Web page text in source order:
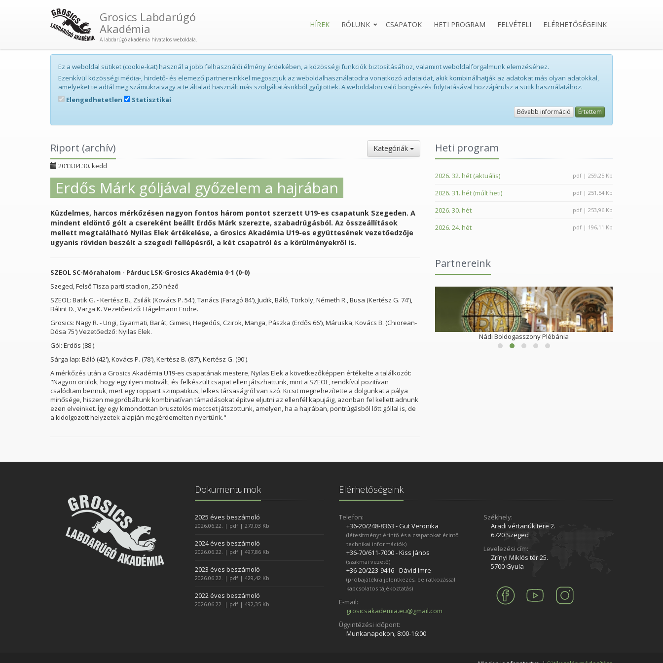
Grosics Labdarúgó
Akadémia
A labdarúgó akadémia hivatalos weboldala.
HÍREK RÓLUNK CSAPATOK HETI PROGRAM FELVÉTELI ELÉRHETŐSÉGEINK
Ez a weboldal sütiket (cookie-kat) használ a jobb felhasználói élmény érdekében, a közösségi funkciók biztosításához, valamint weboldalforgalmunk elemzéséhez.
Ezenkívül közösségi média-, hirdető- és elemező partnereinkkel megosztjuk az weboldalhasználatodra vonatkozó adataidat, akik kombinálhatják az adatokat más olyan adatokkal,
amelyeket te adtál meg számukra vagy a te általad használt más szolgáltatásokból gyűjtöttek. A weboldalon való böngészés folytatásával hozzájárulsz a sütik használatához.
Elengedhetetlen
Statisztikai
Bővebb információ Értettem
Riport (archív) Kategóriák
2013.04.30. kedd
Erdős Márk góljával győzelem a hajrában
Küzdelmes, harcos mérkőzésen nagyon fontos három pontot szerzett U19-es csapatunk Szegeden. A
mindent eldöntő gólt a csereként beállt Erdős Márk szerezte, szabadrúgásból. Az összeállítások
mellett megtalálható Nyilas Elek értékelése, a Grosics Akadémia U19-es együttesének vezetőedzője
ugyanis röviden beszélt a szegedi fellépésről, a két csapatról és a körülményekről is.
SZEOL SC-Mórahalom - Párduc LSK-Grosics Akadémia 0-1 (0-0)
Szeged, Felső Tisza parti stadion, 250 néző
SZEOL: Batik G. - Kertész B., Zsilák (Kovács P. 54'), Tanács (Faragó 84'), Judik, Báló, Törköly, Németh R., Busa (Kertész G. 74'),
Bálint D., Varga K. Vezetőedző: Hágelmann Endre.
Grosics: Nagy R. - Ungi, Gyarmati, Barát, Gimesi, Hegedűs, Czirok, Manga, Pászka (Erdős 66'), Máruska, Kovács B. (Chiorean-
Dósa 75') Vezetőedző: Nyilas Elek.
Gól: Erdős (88').
Sárga lap: Báló (42'), Kovács P. (78'), Kertész B. (87'), Kertész G. (90').
A mérkőzés után a Grosics Akadémia U19-es csapatának mestere, Nyilas Elek a következőképpen értékelte a találkozót:
"Nagyon örülök, hogy egy ilyen motivált, és felkészült csapat ellen játszhattunk, mint a SZEOL, rendkívül pozitívan
csalódtam bennük, mert egy roppant szimpatikus, lelkes társaságról van szó. Kicsit megnehezítette a dolgunkat a pálya
minősége, hiszen megpróbáltunk kombinatívan támadásokat építve eljutni az ellenfél kapujáig, azonban fel kellett adnunk
ezen elveinket. Így egy kimondottan brusztolós meccset játszottunk, amelyen, ha a hajrában, pontrúgásból lőtt góllal is, de
a kidolgozott helyzetek alapján megérdemelten nyertünk."
Heti program
2026. 32. hét (aktuális) pdf | 259,25 Kb
2026. 31. hét (múlt heti) pdf | 251,54 Kb
2026. 30. hét pdf | 253,96 Kb
2026. 24. hét pdf | 196,11 Kb
Partnereink
és Kollégiumai Szeged- Csanádi Egyházmegye Nádi Boldogasszony Plébánia
Dokumentumok
2025 éves beszámoló
2026.06.22. | pdf | 279,03 Kb
2024 éves beszámoló
2026.06.22. | pdf | 497,86 Kb
2023 éves beszámoló
2026.06.22. | pdf | 429,42 Kb
2022 éves beszámoló
2026.06.22. | pdf | 492,35 Kb
Elérhetőségeink
Telefon:
+36-20/248­-8363 - Gut Veronika
(létesítményt érintő és a csapatokat érintő
technikai információk)
+36-70/611­-7000 - Kiss János
(szakmai vezető)
+36-20/223­-9416 - Dávid Imre
(próbajátékra jelentkezés, beiratkozással
kapcsolatos tájékoztatás)
E-mail:
grosicsakademia.eu@gmail.com
Ügyintézési időpont:
Munkanapokon, 8:00-16:00
Székhely:
Aradi vértanúk tere 2.
6720 Szeged
Levelezési cím:
Zrínyi Miklós tér 25.
5700 Gyula